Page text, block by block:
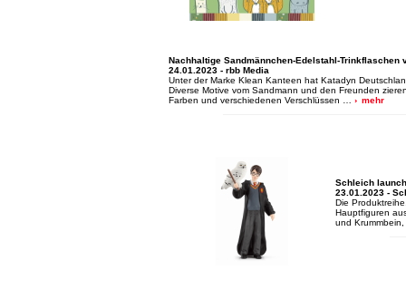
Nachhaltige Sandmännchen-Edelstahl-Trinkflaschen
24.01.2023 - rbb Media
Unter der Marke Klean Kanteen hat Katadyn
Diverse Motive vom Sandmann und den Freunden
Farben und verschiedenen Verschlüssen …
mehr
Schleich
23.01.2023 -
Die
Hauptfiguren
und